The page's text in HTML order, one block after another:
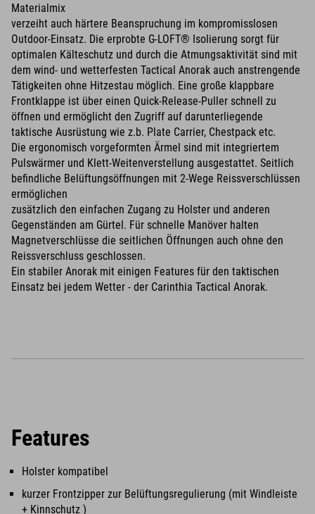
Materialmix
verzeiht auch härtere Beanspruchung im kompromisslosen
Outdoor-Einsatz. Die erprobte G-LOFT® Isolierung sorgt für
optimalen Kälteschutz und durch die Atmungsaktivität sind mit
dem wind- und wetterfesten Tactical Anorak auch anstrengende
Tätigkeiten ohne Hitzestau möglich. Eine große klappbare
Frontklappe ist über einen Quick-Release-Puller schnell zu
öffnen und ermöglicht den Zugriff auf darunterliegende
taktische Ausrüstung wie z.b. Plate Carrier, Chestpack etc.
Die ergonomisch vorgeformten Ärmel sind mit integriertem
Pulswärmer und Klett-Weitenverstellung ausgestattet. Seitlich
befindliche Belüftungsöffnungen mit 2-Wege Reissverschlüssen
ermöglichen
zusätzlich den einfachen Zugang zu Holster und anderen
Gegenständen am Gürtel. Für schnelle Manöver halten
Magnetverschlüsse die seitlichen Öffnungen auch ohne den
Reissverschluss geschlossen.
Ein stabiler Anorak mit einigen Features für den taktischen
Einsatz bei jedem Wetter - der Carinthia Tactical Anorak.
Features
Holster kompatibel
kurzer Frontzipper zur Belüftungsregulierung (mit Windleiste
+ Kinnschutz )